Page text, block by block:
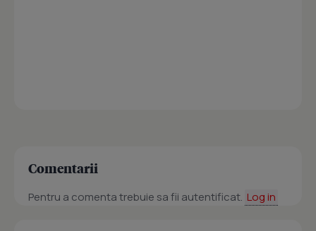
Comentarii
Pentru a comenta trebuie sa fii autentificat. Log in